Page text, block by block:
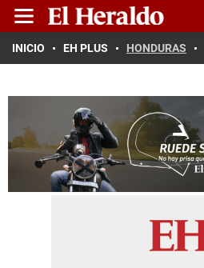
INICIO EH PLUS HONDURAS